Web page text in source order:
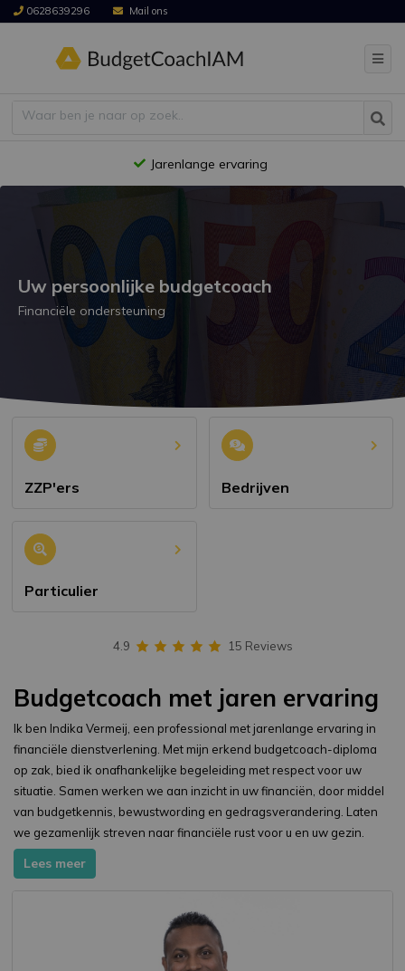
0628639296 Mail ons
Jarenlange ervaring
Uw persoonlijke budgetcoach
Financiële ondersteuning
ZZP'ers Bedrijven
Particulier
4.9 15 Reviews
Budgetcoach met jaren ervaring
Ik ben Indika Vermeij, een professional met jarenlange ervaring in
financiële dienstverlening. Met mijn erkend budgetcoach-diploma
op zak, bied ik onafhankelijke begeleiding met respect voor uw
situatie. Samen werken we aan inzicht in uw financiën, door middel
van budgetkennis, bewustwording en gedragsverandering. Laten
we gezamenlijk streven naar financiële rust voor u en uw gezin.
Lees meer